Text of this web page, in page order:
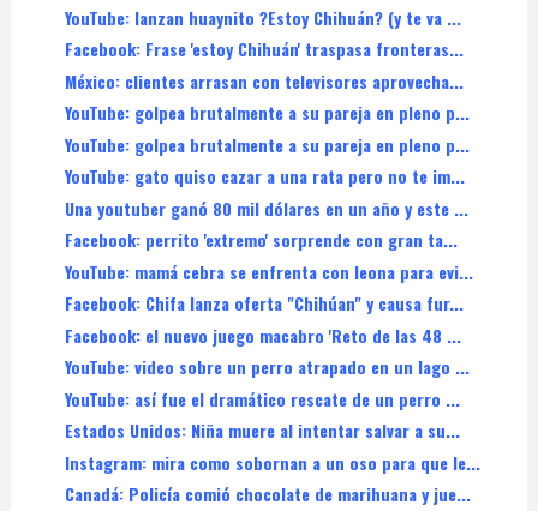
YouTube: lanzan huaynito ?Estoy Chihuán? (y te va ...
Facebook: Frase 'estoy Chihuán' traspasa fronteras...
México: clientes arrasan con televisores aprovecha...
YouTube: golpea brutalmente a su pareja en pleno p...
YouTube: golpea brutalmente a su pareja en pleno p...
YouTube: gato quiso cazar a una rata pero no te im...
Una youtuber ganó 80 mil dólares en un año y este ...
Facebook: perrito 'extremo' sorprende con gran ta...
YouTube: mamá cebra se enfrenta con leona para evi...
Facebook: Chifa lanza oferta "Chihúan" y causa fur...
Facebook: el nuevo juego macabro 'Reto de las 48 ...
YouTube: video sobre un perro atrapado en un lago ...
YouTube: así fue el dramático rescate de un perro ...
Estados Unidos: Niña muere al intentar salvar a su...
Instagram: mira como sobornan a un oso para que le...
Canadá: Policía comió chocolate de marihuana y jue...